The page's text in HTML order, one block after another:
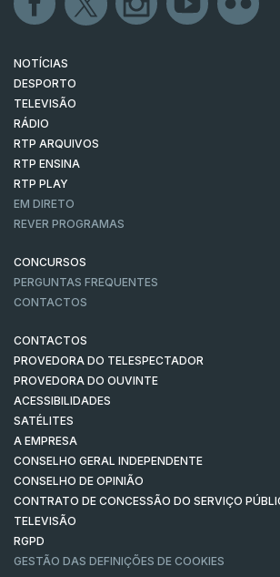
NOTÍCIAS
DESPORTO
TELEVISÃO
RÁDIO
RTP ARQUIVOS
RTP ENSINA
RTP PLAY
EM DIRETO
REVER PROGRAMAS
CONCURSOS
PERGUNTAS FREQUENTES
CONTACTOS
CONTACTOS
PROVEDORA DO TELESPECTADOR
PROVEDORA DO OUVINTE
ACESSIBILIDADES
SATÉLITES
A EMPRESA
CONSELHO GERAL INDEPENDENTE
CONSELHO DE OPINIÃO
CONTRATO DE CONCESSÃO DO SERVIÇO
TELEVISÃO
RGPD
GESTÃO DAS DEFINIÇÕES DE COOKIES